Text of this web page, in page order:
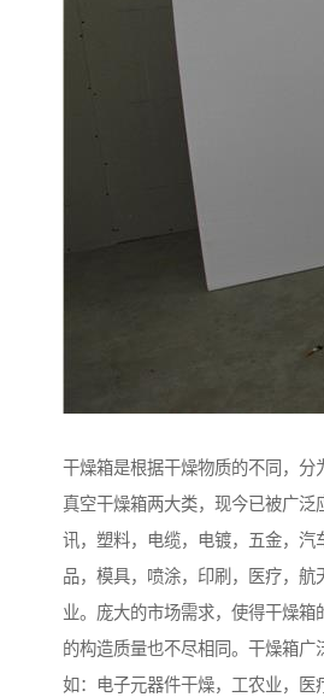
干燥箱是根据干燥物质的不同，分
真空干燥箱两大类，现今已被广泛
讯，塑料，电缆，电镀，五金，汽
品，模具，喷涂，印刷，医疗，航
业。庞大的市场需求，使得干燥箱
的构造质量也不尽相同。干燥箱广
如：电子元器件干燥，工农业，医